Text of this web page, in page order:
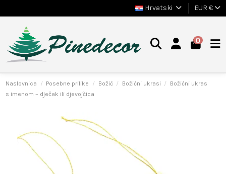
Hrvatski EUR €
0
Naslovnica Posebne prilike Božić Božićni ukrasi
Božićni ukras
s imenom – dječak ili djevojčica